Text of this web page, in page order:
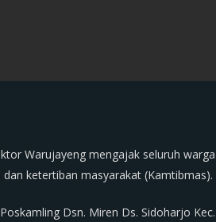
Warujayeng mengajak seluruh warga
ketertiban masyarakat (Kamtibmas).
Dsn. Miren Ds. Sidoharjo Kec.